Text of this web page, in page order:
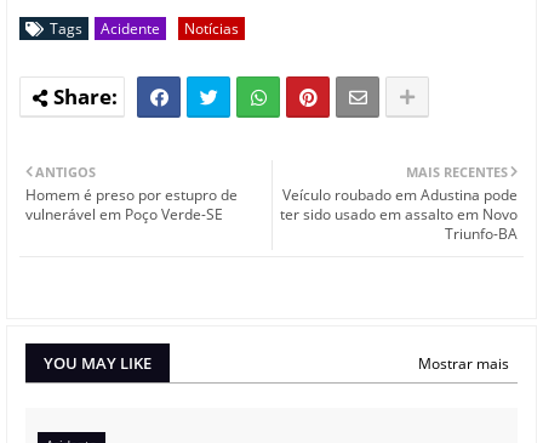
Tags Acidente Notícias
MAIS RECENTES
Veículo roubado em Adustina pode
ter sido usado em assalto em Novo
Triunfo-BA
ANTIGOS
Homem é preso por estupro de
vulnerável em Poço Verde-SE
YOU MAY LIKE Mostrar mais